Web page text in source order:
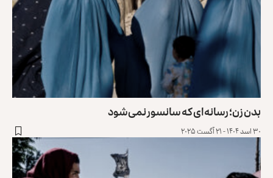
بدن زن؛ رسانه‌ای که سانسور نمی‌شود
۳۰ اسد ۱۴۰۴ - ۲۱ آگست ۲۰۲۵